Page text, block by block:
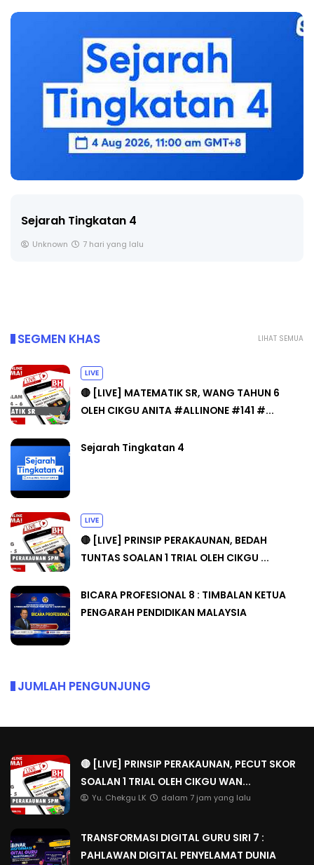
🔴 [LIVE] PRINSIP PERAKAUNAN, BEDAH TUNTAS
LIHAT SEMUA
SEGMEN KHAS
LIVE
🔴 [LIVE] MATEMATIK SR, WANG TAHUN 6
OLEH CIKGU ANITA #ALLINONE #141 #...
Sejarah Tingkatan 4
LIVE
🔴 [LIVE] PRINSIP PERAKAUNAN, BEDAH
TUNTAS SOALAN 1 TRIAL OLEH CIKGU ...
BICARA PROFESIONAL 8 : TIMBALAN KETUA
PENGARAH PENDIDIKAN MALAYSIA
JUMLAH PENGUNJUNG
🔴 [LIVE] PRINSIP PERAKAUNAN, PECUT SKOR
SOALAN 1 TRIAL OLEH CIKGU WAN...
Yu. Chekgu LK dalam 7 jam yang lalu
TRANSFORMASI DIGITAL GURU SIRI 7 :
PAHLAWAN DIGITAL PENYELAMAT DUNIA